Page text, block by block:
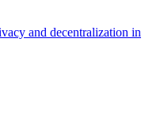
and decentralization in